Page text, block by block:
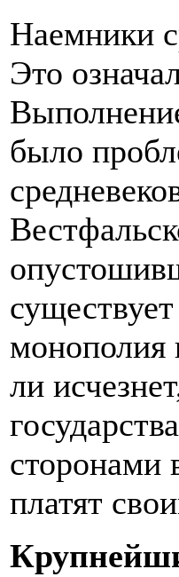
Наемники
Это
было
монополия
ли
сторонами
платят